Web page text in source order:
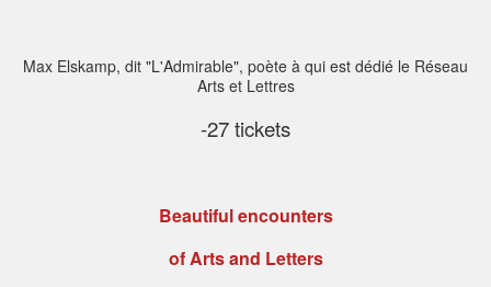
Max Elskamp, ​​dit "L'Admirable", poète à qui est dédié le Réseau
Arts et Lettres
-27 tickets
Beautiful encounters
of Arts and Letters